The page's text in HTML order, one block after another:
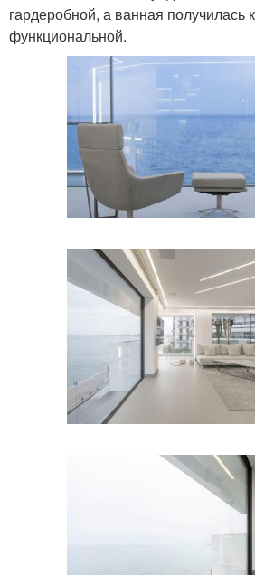
гардеробной, а ванная получилась
функциональной.